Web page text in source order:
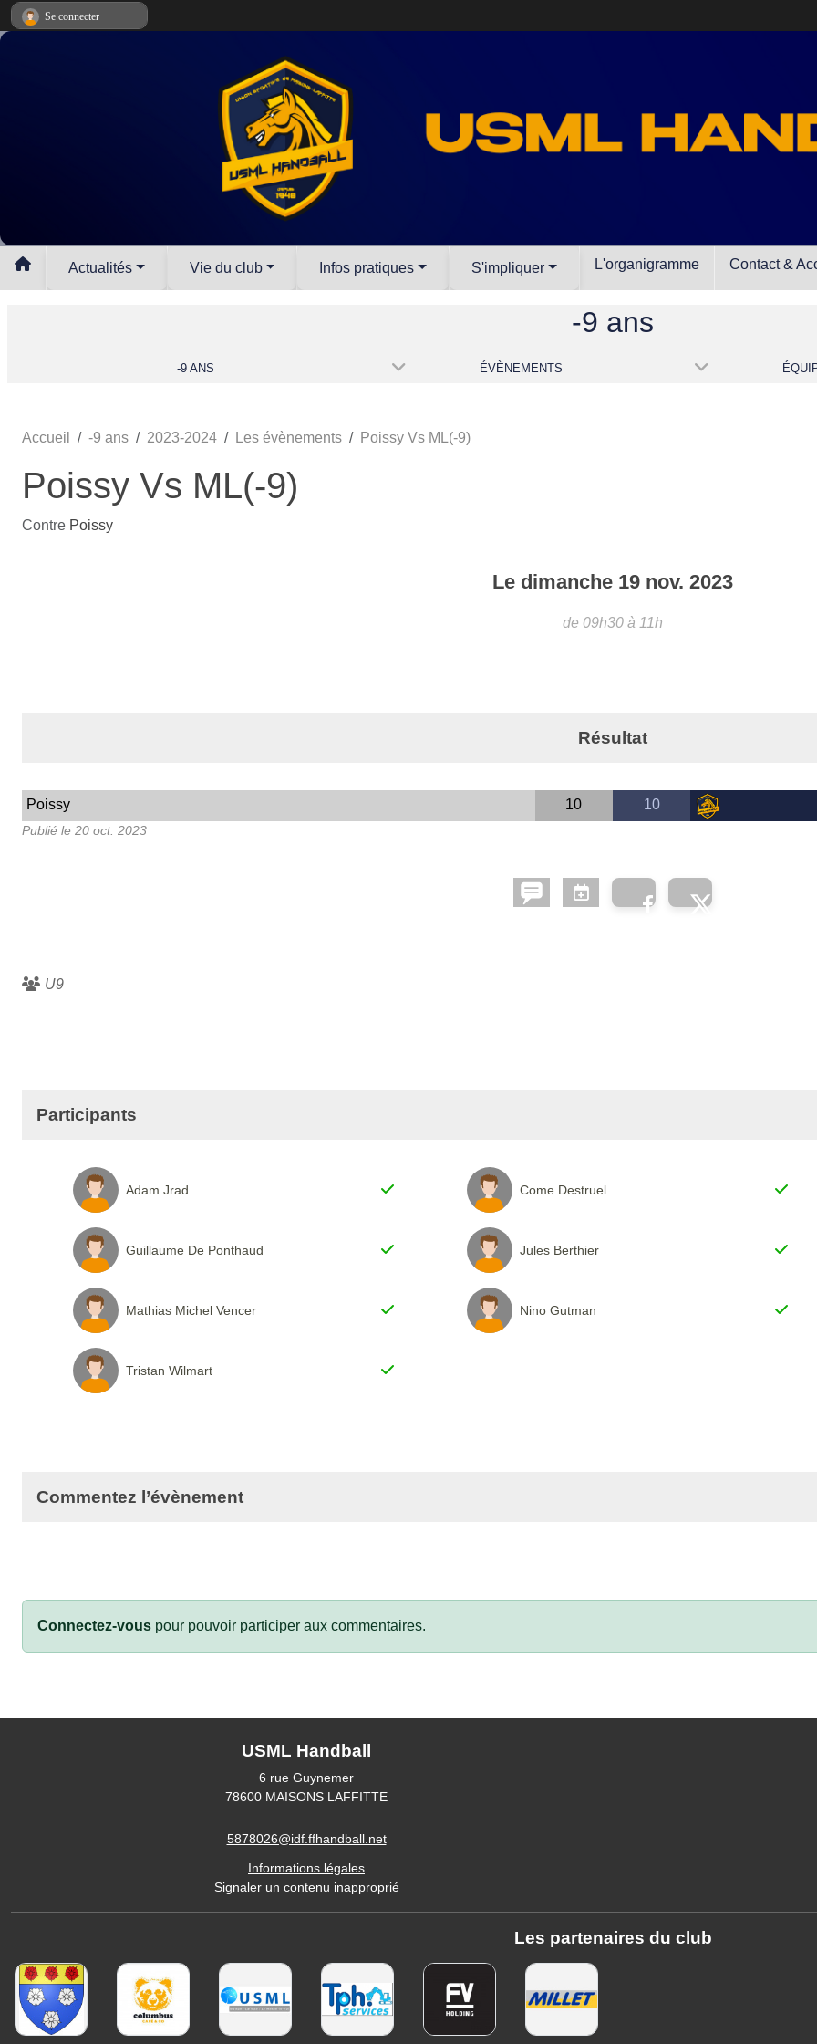
Actualités Vie du club Infos pratiques S'impliquer L'organigramme Contact &
-9 ans
-9 ANS ÉVÈNEMENTS
Accueil -9 ans 2023-2024 Les évènements Poissy Vs ML(-9)
Poissy Vs ML(-9)
Contre Poissy
Le dimanche 19 nov. 2023
de 09h30 à 11h
Résultat
Poissy 10 10
Publié le 20 oct. 2023
U9
Participants
Adam Jrad Come Destruel
Guillaume De Ponthaud Jules Berthier
Mathias Michel Vencer Nino Gutman
Tristan Wilmart
Commentez l’évènement
Connectez-vous pour pouvoir participer aux commentaires.
USML Handball
6 rue Guynemer
78600 MAISONS LAFFITTE
5878026@idf.ffhandball.net
Informations légales
Signaler un contenu inapproprié
Les partenaires du club
Se connecter
Panneau de gestion des cookies